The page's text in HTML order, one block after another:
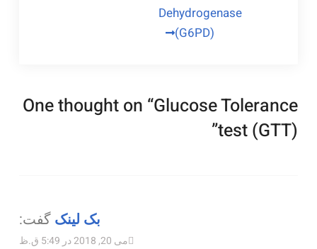
Dehydrogenase
(G6PD)
One thought on “Glucose Tolerance
test (GTT)
”
بک لینک گفت:
می 20, 2018 در 5:49 ق.ظ